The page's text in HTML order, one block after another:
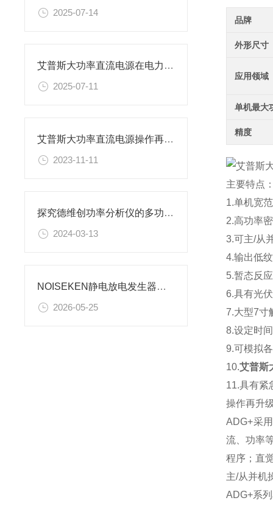
2025-07-14
艾普斯大功率直流电源在电力行业中的作用
2025-07-11
艾普斯大功率直流电源操作再升级，全新人性化设计
2023-11-11
探究德维创功率分析仪的多功能特性
2024-03-13
NOISEKEN静电放电发生器的设计逻辑与核心原理
2026-05-25
品牌
外形尺寸
应用领域
单机最大
精度
主要特点
1.单机宽
2.高功率
3.可主/从
4.输出低
5.暂态反
6.具有光
7.大型7寸
8.设定时
9.可模拟
10.艾普斯
11.具有紧
操作再升
ADG+采
流、功率
程序；直
主/从并机
ADG+系